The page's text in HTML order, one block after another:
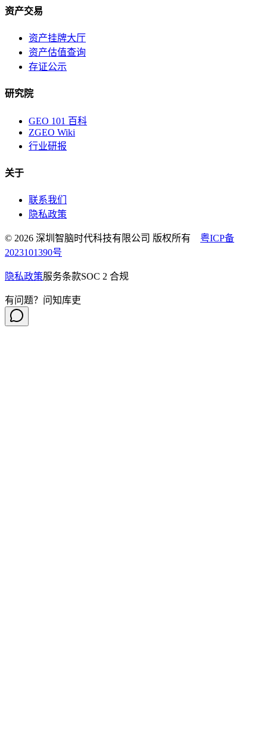
资产交易
资产挂牌大厅
资产估值查询
存证公示
研究院
GEO 101 百科
ZGEO Wiki
行业研报
关于
联系我们
隐私政策
© 2026 深圳智脑时代科技有限公司 版权所有 粤ICP备
2023101390号
隐私政策服务条款SOC 2 合规
有问题？问知库吏